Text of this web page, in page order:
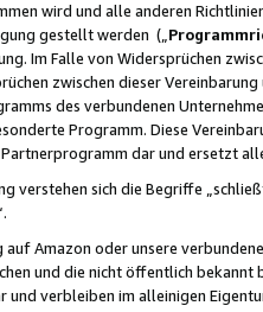
wird und alle anderen
gestellt werden („
Im Falle von Widersprüchen
zwischen dieser
des verbundenen
Programm. Diese
dar und ersetzt
verstehen sich die Begriffe
Amazon oder unsere
und die nicht öffentlich
und verbleiben im alleinigen